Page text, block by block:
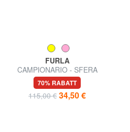
FURLA
CAMPIONARIO - SFERA
Ledergürtel für Damen
70% RABATT
115,00 € 34,50 €